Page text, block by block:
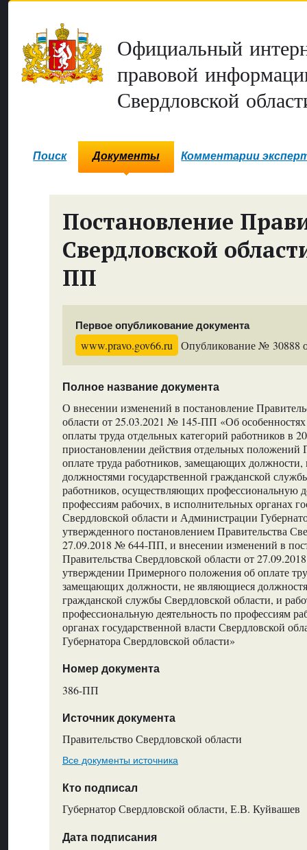
Официальный
правовой
Свердловской
Поиск Документы Комментарии
Постановление
Свердловской
ПП
Первое опубликование документа
www.pravo.gov66.ru Опубликование № 30888
Полное название документа
О внесении изменений в постановление
области от 25.03.2021 № 145-ПП «Об
оплаты труда отдельных категорий работников в
приостановлении действия отдельных
оплате труда работников, замещающих
должностями государственной гражданской
работников, осуществляющих профессиональную
профессиям рабочих, в исполнительных органах
Свердловской области и Администрации
утвержденного постановлением Правительства
27.09.2018 № 644-ПП, и внесении изменений в
Правительства Свердловской области от
утверждении Примерного положения об оплате
замещающих должности, не являющиеся
гражданской службы Свердловской области, и
профессиональную деятельность по профессиям
органах государственной власти Свердловской
Губернатора Свердловской области»
Номер документа
386-ПП
Источник документа
Правительство Свердловской области
Все документы источника
Кто подписал
Губернатор Свердловской области, Е.В. Куйвашев
Дата подписания